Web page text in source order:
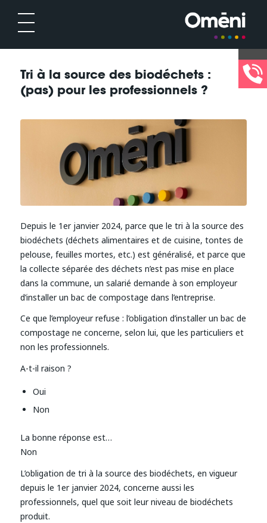
Tri à la source des biodéchets :
(pas) pour les professionnels ?
Depuis le 1er janvier 2024, parce que le tri à la source des
biodéchets (déchets alimentaires et de cuisine, tontes de
pelouse, feuilles mortes, etc.) est généralisé, et parce que
la collecte séparée des déchets n’est pas mise en place
dans la commune, un salarié demande à son employeur
d’installer un bac de compostage dans l’entreprise.
Ce que l’employeur refuse : l’obligation d’installer un bac de
compostage ne concerne, selon lui, que les particuliers et
non les professionnels.
A-t-il raison ?
Oui
Non
La bonne réponse est…
Non
L’obligation de tri à la source des biodéchets, en vigueur
depuis le 1er janvier 2024, concerne aussi les
professionnels, quel que soit leur niveau de biodéchets
produit.